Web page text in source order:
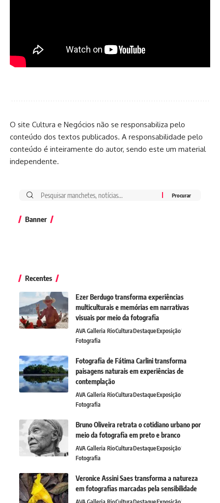
O site Cultura e Negócios não se responsabiliza pelo
conteúdo dos textos publicados. A responsabilidade pelo
conteúdo é inteiramente do autor, sendo este um material
independente.
Banner
Recentes
Ezer Berdugo transforma experiências
multiculturais e memórias em narrativas
visuais por meio da fotografia
AVA Galleria RioCulturaDestaqueExposição
Fotografia
Fotografia de Fátima Carlini transforma
paisagens naturais em experiências de
contemplação
AVA Galleria RioCulturaDestaqueExposição
Fotografia
Bruno Oliveira retrata o cotidiano urbano por
meio da fotografia em preto e branco
AVA Galleria RioCulturaDestaqueExposição
Fotografia
Veronice Assini Saes transforma a natureza
em fotografias marcadas pela sensibilidade